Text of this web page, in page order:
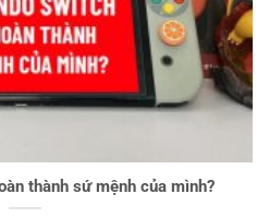
thành sứ mệnh của mình?